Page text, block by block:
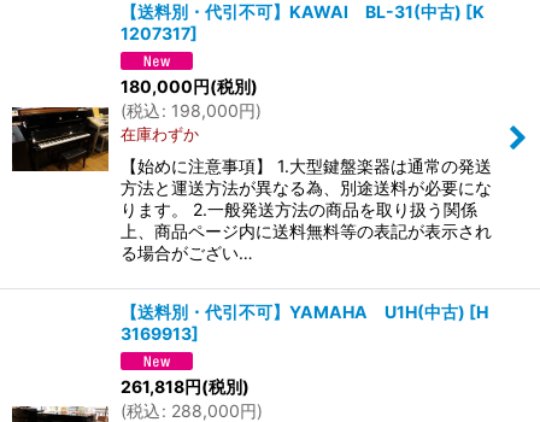
【送料別・代引不可】KAWAI BL-31(中古) [K
1207317]
180,000円(税別)
(税込: 198,000円)
在庫わずか
【始めに注意事項】 1.大型鍵盤楽器は通常の発送
方法と運送方法が異なる為、別途送料が必要にな
ります。 2.一般発送方法の商品を取り扱う関係
上、商品ページ内に送料無料等の表記が表示され
る場合がござい…
【送料別・代引不可】YAMAHA U1H(中古) [H
3169913]
261,818円(税別)
(税込: 288,000円)